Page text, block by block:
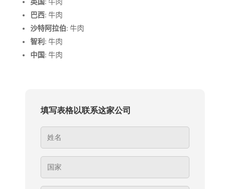
英国: 牛肉
巴西: 牛肉
沙特阿拉伯: 牛肉
智利 : 牛肉
中国: 牛肉
填写表格以联系这家公司